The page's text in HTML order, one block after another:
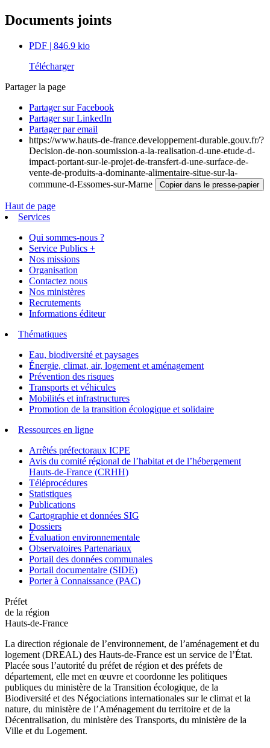
Documents joints
PDF | 846.9 kio
Télécharger
Partager la page
Partager sur Facebook
Partager sur LinkedIn
Partager par email
https://www.hauts-de-france.developpement-durable.gouv.fr/?
Decision-de-non-soumission-a-la-realisation-d-une-etude-d-
impact-portant-sur-le-projet-de-transfert-d-une-surface-de-
vente-de-produits-a-dominante-alimentaire-situe-sur-la-
commune-d-Essomes-sur-Marne
Copier dans le presse-papier
Haut de page
Services
Qui sommes-nous ?
Service Publics +
Nos missions
Organisation
Contactez nous
Nos ministères
Recrutements
Informations éditeur
Thématiques
Eau, biodiversité et paysages
Énergie, climat, air, logement et aménagement
Prévention des risques
Transports et véhicules
Mobilités et infrastructures
Promotion de la transition écologique et solidaire
Ressources en ligne
Arrêtés préfectoraux ICPE
Avis du comité régional de l’habitat et de l’hébergement
Hauts-de-France (CRHH)
Téléprocédures
Statistiques
Publications
Cartographie et données SIG
Dossiers
Évaluation environnementale
Observatoires Partenariaux
Portail des données communales
Portail documentaire (SIDE)
Porter à Connaissance (PAC)
Préfet
de la région
Hauts-de-France
La direction régionale de l’environnement, de l’aménagement et du
logement (DREAL) des Hauts-de-France est un service de l’État.
Placée sous l’autorité du préfet de région et des préfets de
département, elle met en œuvre et coordonne les politiques
publiques du ministère de la Transition écologique, de la
Biodiversité et des Négociations internationales sur le climat et la
nature, du ministère de l’Aménagement du territoire et de la
Décentralisation, du ministère des Transports, du ministère de la
Ville et du Logement.